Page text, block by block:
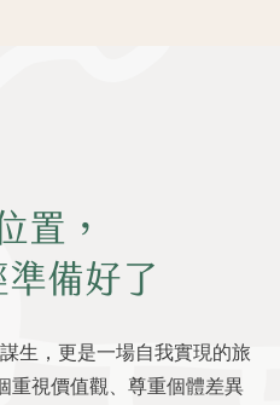
置，
備好了
生，更是一場自我實現的旅
重視價值觀、尊重個體差異